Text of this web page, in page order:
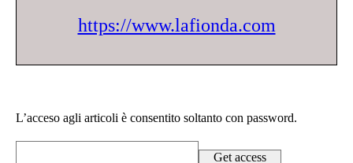
https://www.lafionda.com
L’acceso agli articoli è consentito soltanto con password.